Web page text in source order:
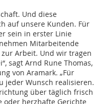
Und diese
auf unsere Kunden. Für
sein in erster Linie
Mitarbeitende
Arbeit. Und wir tragen
sagt Arnd Rune Thomas,
von Aramark. „Für
jeder Wunsch realisieren.
über täglich frisch
oder herzhafte Gerichte